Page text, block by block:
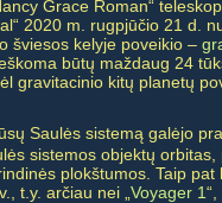
Grace Roman“
2020 m. rugpjūčio 21 d.
šviesos kelyje poveikio –
būtų maždaug 24
gravitacinio kitų planetų
Saulės sistemą galėjo
sistemos objektų
plokštumos. Taip
t.y. arčiau nei „ Voyager 1